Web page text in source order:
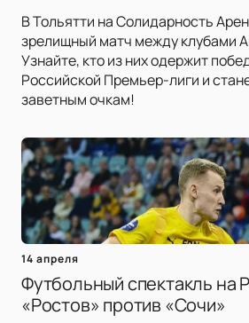
В Тольятти на Солидарность
зрелищный матч между клубами
Узнайте, кто из них одержит
Российской Премьер-лиги и
заветным очкам!
14 апреля
Футбольный спектакль на
«Ростов» против «Сочи»